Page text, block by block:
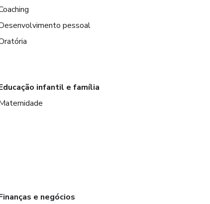
pessoal
infantil e família
e negócios